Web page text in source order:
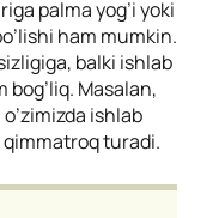
palma yog’i yoki
ham mumkin.
balki ishlab
Masalan,
ishlab
turadi.